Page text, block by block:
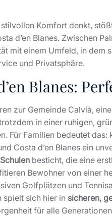
stilvollen Komfort denkt,
d’en Blanes. Zwischen
mit einem Umfeld, in dem
und Privatsphäre.
Blanes:
zur Gemeinde Calvià,
in einer ruhigen,
Für Familien bedeutet
Costa d’en Blanes ein
besticht, die eine
Bewohner von einer
Golfplätzen und
spielt sich hier in sicheren,
für alle